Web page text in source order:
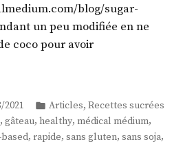
blog/sugar-
un peu modifiée en ne
coco pour avoir
2021
Publié
dans
Articles, Recettes sucrées
, gâteau, healthy, médical médium,
, rapide, sans gluten, sans soja,